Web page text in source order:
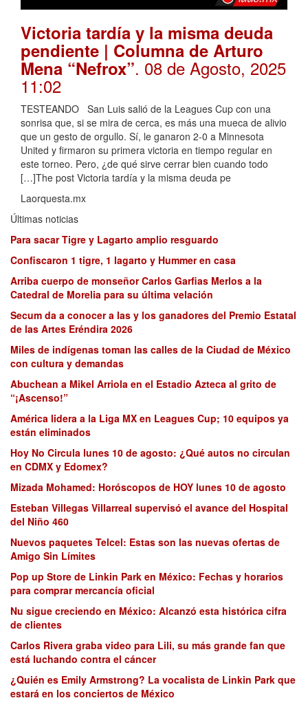
Victoria tardía y la misma deuda
pendiente | Columna de Arturo
Mena “Nefrox”. 08 de Agosto, 2025
11:02
TESTEANDO San Luis salió de la Leagues Cup con una
sonrisa que, si se mira de cerca, es más una mueca de alivio
que un gesto de orgullo. Sí, le ganaron 2-0 a Minnesota
United y firmaron su primera victoria en tiempo regular en
este torneo. Pero, ¿de qué sirve cerrar bien cuando todo
[…]The post Victoria tardía y la misma deuda pe
Laorquesta.mx
Últimas noticias
Para sacar Tigre y Lagarto amplio resguardo
Confiscaron 1 tigre, 1 lagarto y Hummer en casa
Arriba cuerpo de monseñor Carlos Garfias Merlos a la
Catedral de Morelia para su última velación
Secum da a conocer a las y los ganadores del Premio Estatal
de las Artes Eréndira 2026
Miles de indígenas toman las calles de la Ciudad de México
con cultura y demandas
Abuchean a Mikel Arriola en el Estadio Azteca al grito de
“¡Ascenso!”
América lidera a la Liga MX en Leagues Cup; 10 equipos ya
están eliminados
Hoy No Circula lunes 10 de agosto: ¿Qué autos no circulan
en CDMX y Edomex?
Mizada Mohamed: Horóscopos de HOY lunes 10 de agosto
Esteban Villegas Villarreal supervisó el avance del Hospital
del Niño 460
Nuevos paquetes Telcel: Estas son las nuevas ofertas de
Amigo Sin Límites
Pop up Store de Linkin Park en México: Fechas y horarios
para comprar mercancía oficial
Nu sigue creciendo en México: Alcanzó esta histórica cifra
de clientes
Carlos Rivera graba video para Lili, su más grande fan que
está luchando contra el cáncer
¿Quién es Emily Armstrong? La vocalista de Linkin Park que
estará en los conciertos de México